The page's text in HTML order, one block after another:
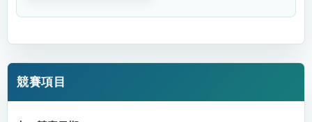
競賽項目